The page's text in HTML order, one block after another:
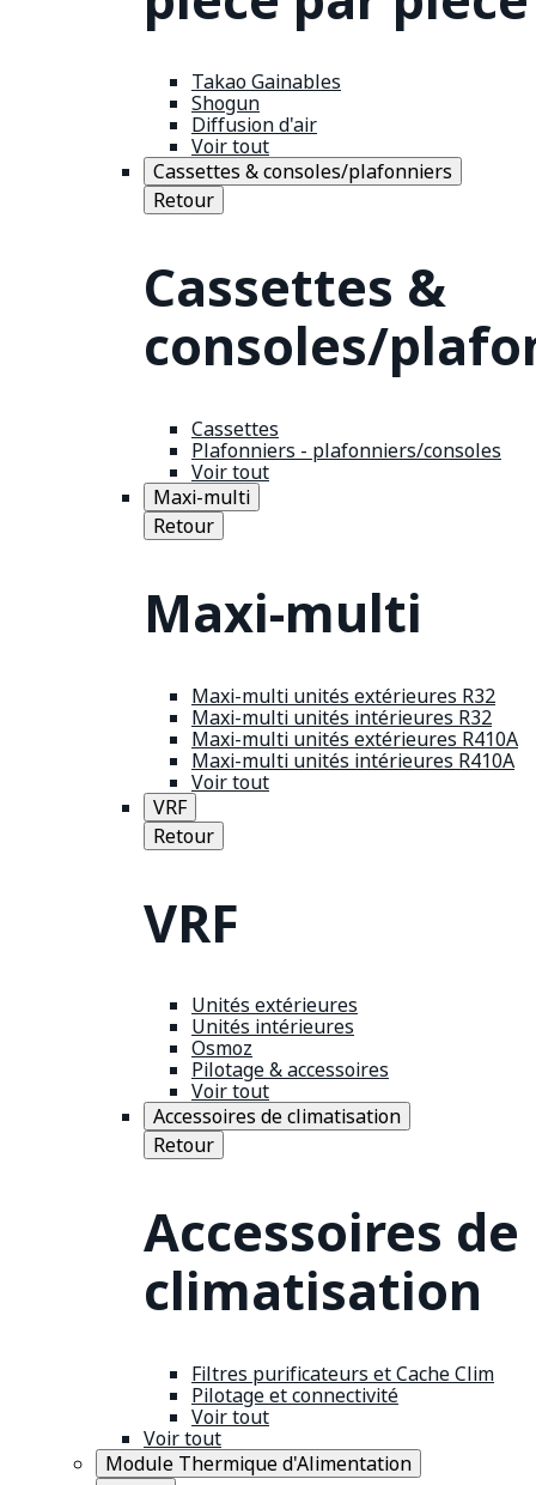
Takao Gainables
Shogun
Diffusion d'air
Voir tout
Cassettes & consoles/plafonniers
Retour
Cassettes &
consoles/
Cassettes
Plafonniers - plafonniers/consoles
Voir tout
Maxi-multi
Retour
Maxi-multi
Maxi-multi unités extérieures R32
Maxi-multi unités intérieures R32
Maxi-multi unités extérieures R410A
Maxi-multi unités intérieures R410A
Voir tout
VRF
Retour
VRF
Unités extérieures
Unités intérieures
Osmoz
Pilotage & accessoires
Voir tout
Accessoires de climatisation
Retour
Accessoires de
climatisation
Filtres purificateurs et Cache Clim
Pilotage et connectivité
Voir tout
Voir tout
Module Thermique d'Alimentation